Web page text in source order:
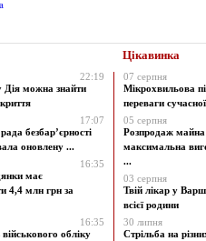
Цікавинка
22:19
Дія можна знайти
17:07
безбар’єрності
оновлену ...
16:35
має
4,4 млн грн за
16:35
обліку
07 серпня
Мікрохвильова
переваги
05 серпня
Розпродаж майна
максимальна
...
03 серпня
Твій лікар у
всієї родини
30 липня
Стрільба на